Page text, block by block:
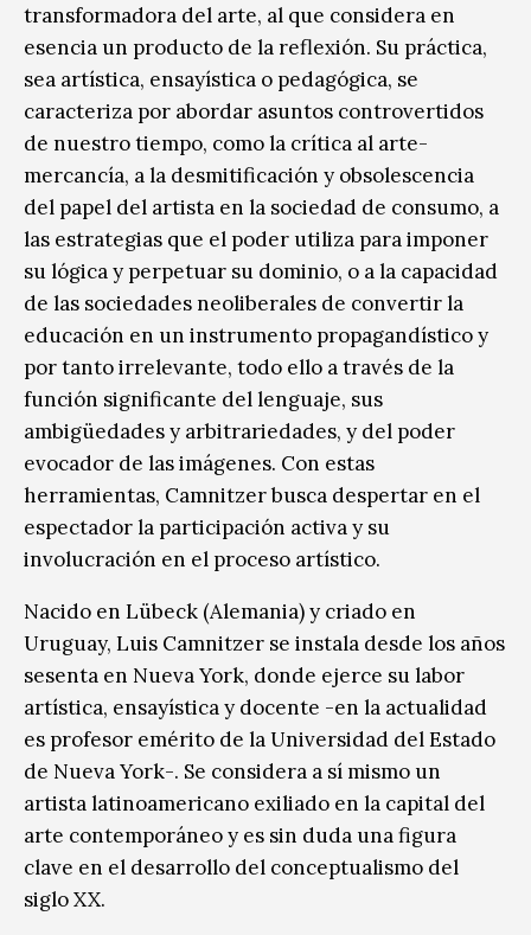
transformadora del arte, al que considera en
esencia un producto de la reflexión. Su práctica,
sea artística, ensayística o pedagógica, se
caracteriza por abordar asuntos controvertidos
de nuestro tiempo, como la crítica al arte-
mercancía, a la desmitificación y obsolescencia
del papel del artista en la sociedad de consumo, a
las estrategias que el poder utiliza para imponer
su lógica y perpetuar su dominio, o a la capacidad
de las sociedades neoliberales de convertir la
educación en un instrumento propagandístico y
por tanto irrelevante, todo ello a través de la
función significante del lenguaje, sus
ambigüedades y arbitrariedades, y del poder
evocador de las imágenes. Con estas
herramientas, Camnitzer busca despertar en el
espectador la participación activa y su
involucración en el proceso artístico.
Nacido en Lübeck (Alemania) y criado en
Uruguay, Luis Camnitzer se instala desde los años
sesenta en Nueva York, donde ejerce su labor
artística, ensayística y docente -en la actualidad
es profesor emérito de la Universidad del Estado
de Nueva York-. Se considera a sí mismo un
artista latinoamericano exiliado en la capital del
arte contemporáneo y es sin duda una figura
clave en el desarrollo del conceptualismo del
siglo XX.